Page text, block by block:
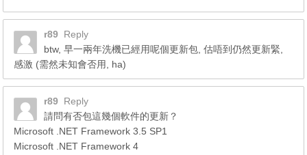
r89 Reply
btw, 早一兩年洗機已經用呢個更新包, 估唔到仍然更新緊,
感激 (需然未知會否用, ha)
r89 Reply
請問有否包這幾個軟件的更新？
Microsoft .NET Framework 3.5 SP1
Microsoft .NET Framework 4